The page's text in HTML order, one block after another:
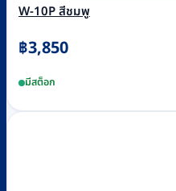
W-10P สีชมพู
฿3,850
มีสต็อก